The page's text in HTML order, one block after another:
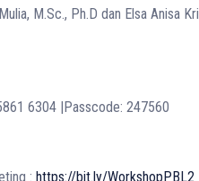
M.Sc., Ph.D dan Elsa Anisa
6304 |Passcode: 247560
: https://bit.ly/WorkshopPBL2